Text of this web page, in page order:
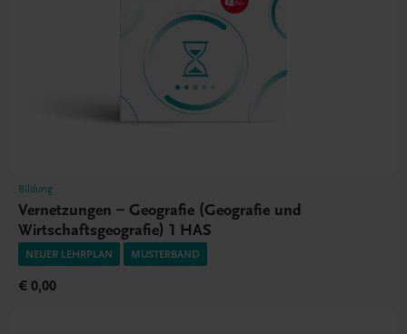
Bildung
Vernetzungen – Geografie (Geografie und
Wirtschaftsgeografie) 1 HAS
NEUER LEHRPLAN MUSTERBAND
€ 0,00